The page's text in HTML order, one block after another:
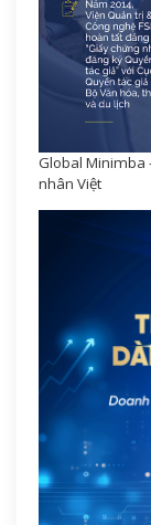
Global Minimba
nhân Việt